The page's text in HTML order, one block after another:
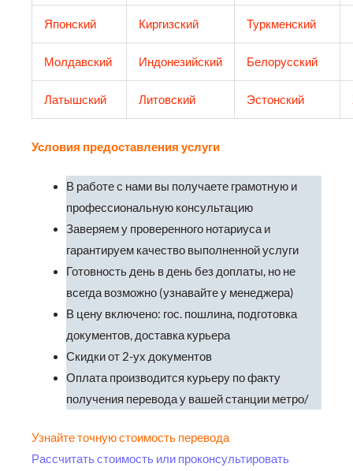
Японский Киргизский Туркменский
Молдавский Индонезийский Белорусский
Латышский Литовский Эстонский
Условия предоставления услуги
В работе с нами вы получаете грамотную и
профессиональную консультацию
Заверяем у проверенного нотариуса и
гарантируем качество выполненной услуги
Готовность день в день без доплаты, но не
всегда возможно (узнавайте у менеджера)
В цену включено: гос. пошлина, подготовка
документов, доставка курьера
Скидки от 2-ух документов
Оплата производится курьеру по факту
получения перевода у вашей станции метро/
Узнайте точную стоимость перевода
Рассчитать стоимость или проконсультировать